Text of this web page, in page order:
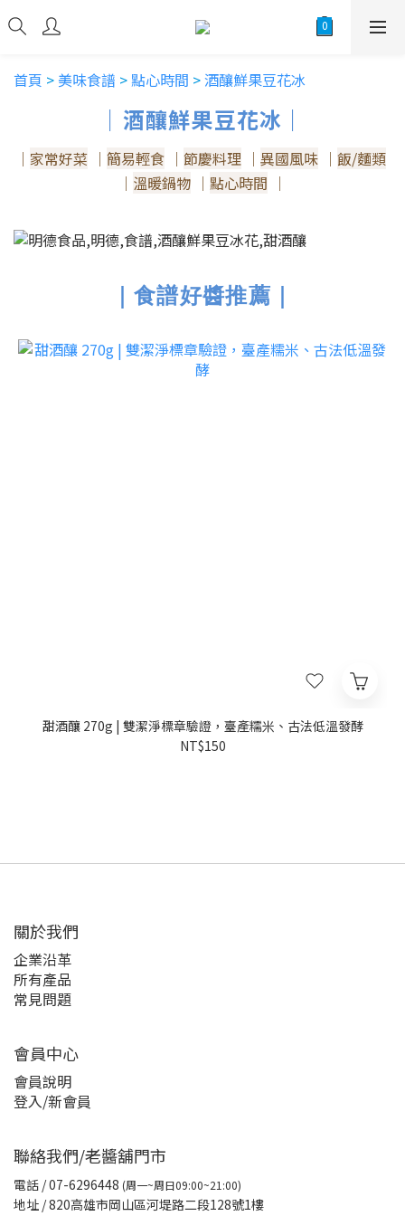
首頁 > 美味食譜 >點心時間 >酒釀鮮果豆花冰
｜酒釀鮮果豆花冰｜
｜ 家常好菜 ｜ 簡易輕食 ｜ 節慶料理 ｜ 異國風味 ｜ 飯/麵類
｜ 溫暖鍋物 ｜ 點心時間 ｜
｜食譜好醬推薦｜
甜酒釀 270g | 雙潔淨標章驗證，臺產糯米、古法低溫發酵
NT$150
關於我們
企業沿革
所有產品
常見問題
會員中心
會員說明
登入/新會員
聯絡我們/老醬舖門市
電話 / 07-6296448 (周一~周日09:00~21:00)
地址 / 820高雄市岡山區河堤路二段128號1樓